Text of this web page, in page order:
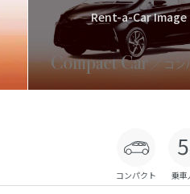
Rent-a-Car Image
コンパクト 乗車